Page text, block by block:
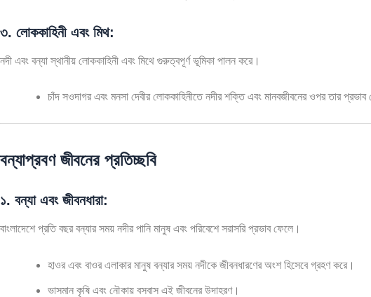
৩. লোককাহিনী এবং মিথ:
নদী এবং বন্যা স্থানীয় লোককাহিনী এবং মিথে গুরুত্বপূর্ণ ভূমিকা পালন করে।
চাঁদ সওদাগর এবং মনসা দেবীর লোককাহিনীতে নদীর শক্তি এবং মানবজীবনের ওপর তার প্রভাব
বন্যাপ্রবণ জীবনের প্রতিচ্ছবি
১. বন্যা এবং জীবনধারা:
বাংলাদেশে প্রতি বছর বন্যার সময় নদীর পানি মানুষ এবং পরিবেশে সরাসরি প্রভাব ফেলে।
হাওর এবং বাওর এলাকার মানুষ বন্যার সময় নদীকে জীবনধারণের অংশ হিসেবে গ্রহণ করে।
ভাসমান কৃষি এবং নৌকায় বসবাস এই জীবনের উদাহরণ।